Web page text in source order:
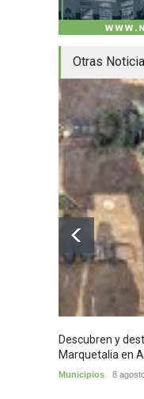
Otras
Descubren y
Marquetalia en
Municipios 8